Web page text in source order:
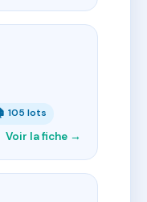
105 lots
Voir la fiche →